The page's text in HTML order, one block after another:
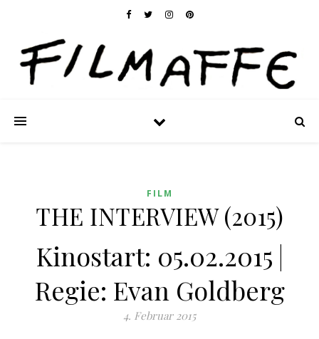
FILM
THE INTERVIEW (2015)
Kinostart: 05.02.2015 |
Regie: Evan Goldberg
4. Februar 2015